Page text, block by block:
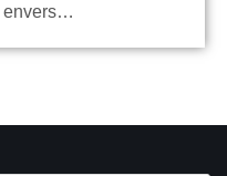
envers…